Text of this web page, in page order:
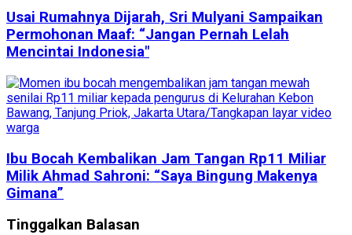
Usai Rumahnya Dijarah, Sri Mulyani Sampaikan
Permohonan Maaf: “Jangan Pernah Lelah
Mencintai Indonesia"
Ibu Bocah Kembalikan Jam Tangan Rp11 Miliar
Milik Ahmad Sahroni: “Saya Bingung Makenya
Gimana”
Tinggalkan Balasan